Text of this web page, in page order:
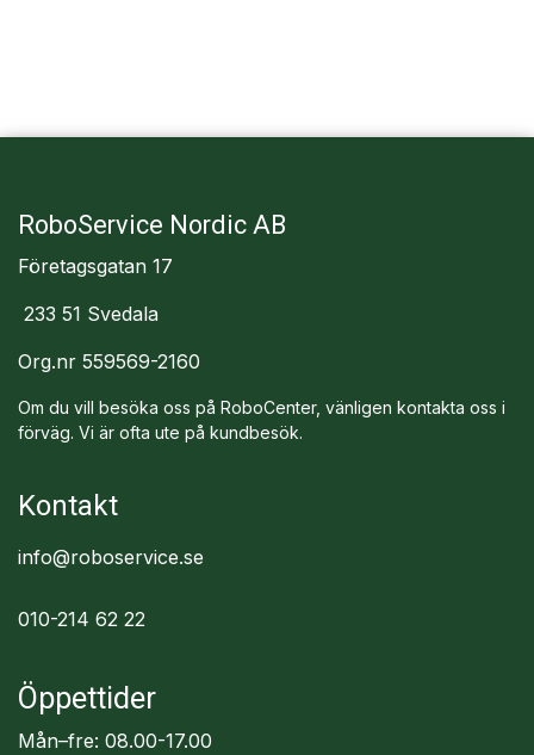
RoboService Nordic AB
Företagsgatan 17
233 51 Svedala
Org.nr 559569-2160
Om du vill besöka oss på RoboCenter, vänligen kontakta oss i
förväg. Vi är ofta ute på kundbesök.
Kontakt
info@roboservice.se
010-214 62 22
Öppettider
Mån–fre: 08.00-17.00